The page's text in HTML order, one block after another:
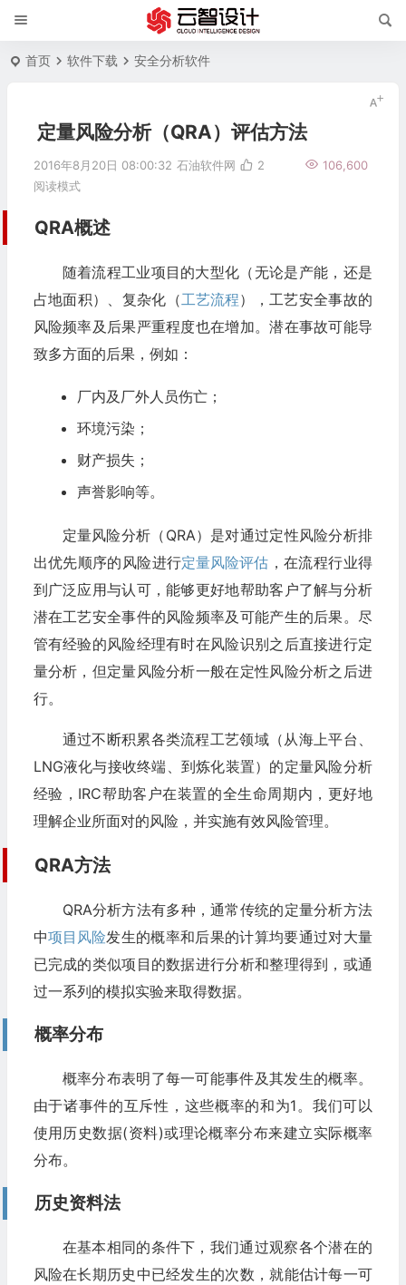
首页 软件下载 安全分析软件
定量风险分析（QRA）评估方法
2016年8月20日 08:00:32 石油软件网 106,600
2
阅读模式
QRA概述
随着流程工业项目的大型化（无论是产能，还是
占地面积）、复杂化（工艺流程），工艺安全事故的
风险频率及后果严重程度也在增加。潜在事故可能导
致多方面的后果，例如：
厂内及厂外人员伤亡；
环境污染；
财产损失；
声誉影响等。
定量风险分析（QRA）是对通过定性风险分析排
出优先顺序的风险进行定量风险评估 ，在流程行业得
到广泛应用与认可，能够更好地帮助客户了解与分析
潜在工艺安全事件的风险频率及可能产生的后果。尽
管有经验的风险经理有时在风险识别之后直接进行定
量分析，但定量风险分析一般在定性风险分析之后进
行。
通过不断积累各类流程工艺领域（从海上平台、
LNG液化与接收终端、到炼化装置）的定量风险分析
经验，IRC帮助客户在装置的全生命周期内，更好地
理解企业所面对的风险，并实施有效风险管理。
QRA方法
QRA分析方法有多种，通常传统的定量分析方法
中项目风险发生的概率和后果的计算均要通过对大量
已完成的类似项目的数据进行分析和整理得到，或通
过一系列的模拟实验来取得数据。
概率分布
概率分布表明了每一可能事件及其发生的概率。
由于诸事件的互斥性，这些概率的和为1。我们可以
使用历史数据(资料)或理论概率分布来建立实际概率
分布。
历史资料法
在基本相同的条件下，我们通过观察各个潜在的
风险在长期历史中已经发生的次数，就能估计每一可